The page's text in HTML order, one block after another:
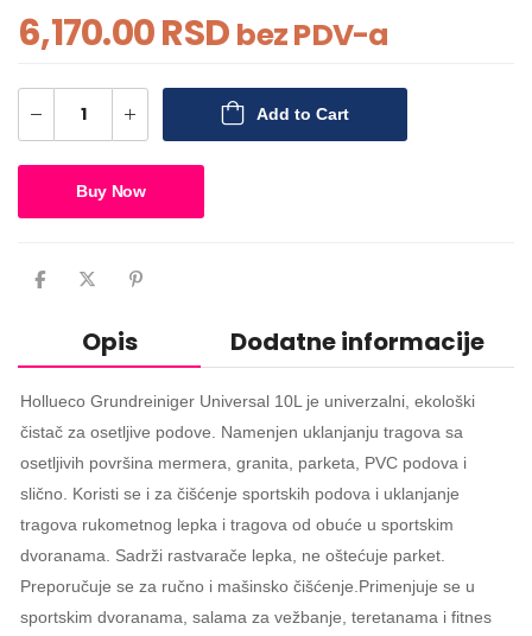
6,170.00RSD bez PDV-a
Add to Cart
Buy Now
Opis Dodatne informacije
Hollueco Grundreiniger Universal 10L je univerzalni, ekološki
čistač za osetljive podove. Namenjen uklanjanju tragova sa
osetljivih površina mermera, granita, parketa, PVC podova i
slično. Koristi se i za čišćenje sportskih podova i uklanjanje
tragova rukometnog lepka i tragova od obuće u sportskim
dvoranama. Sadrži rastvarače lepka, ne oštećuje parket.
Preporučuje se za ručno i mašinsko čišćenje.Primenjuje se u
sportskim dvoranama, salama za vežbanje, teretanama i fitnes